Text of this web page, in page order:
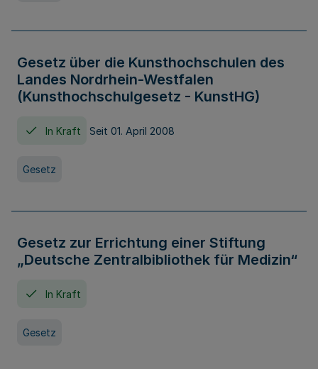
Gesetz über die Kunsthochschulen des
Landes Nordrhein-Westfalen
(Kunsthochschulgesetz - KunstHG)
In Kraft Seit 01. April 2008
Gesetz
Gesetz zur Errichtung einer Stiftung
„Deutsche Zentralbibliothek für Medizin“
In Kraft
Gesetz